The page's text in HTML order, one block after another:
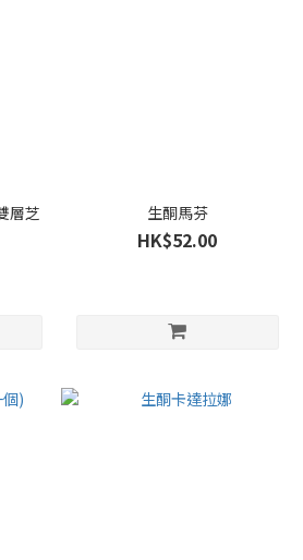
層芝
生酮馬芬
HK$52.00